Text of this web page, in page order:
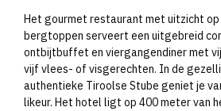
Het gourmet restaurant met uitzicht
bergtoppen serveert een uitgebreid
ontbijtbuffet en viergangendiner met
vijf vlees- of visgerechten. In de
authentieke Tiroolse Stube geniet je
likeur. Het hotel ligt op 400 meter van